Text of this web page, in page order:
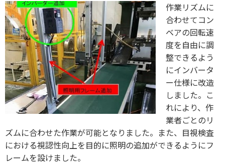
作業リズムに
合わせてコン
ベアの回転速
度を自由に調
整できるよう
にインバータ
ー仕様に改造
しました。こ
れにより、作
業者ごとのリ
ズムに合わせた作業が可能となりました。また、目視検査
における視認性向上を目的に照明の追加ができるようにフ
レームを設けました。